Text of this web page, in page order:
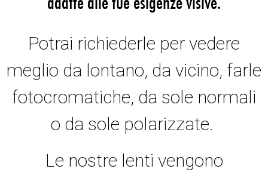
Potrai richiederle per vedere
meglio da lontano, da vicino, farle
fotocromatiche, da sole normali
o da sole polarizzate.
Le nostre lenti vengono